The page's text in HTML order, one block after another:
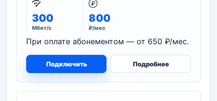
300
Мбит/с
800
₽/мес
При оплате абонементом — от 650 ₽/мес.
Подключить Подробнее